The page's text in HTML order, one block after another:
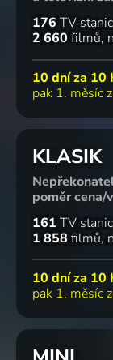
176 TV stanic
2 660 filmů
10 dní za 10
pak 1. měsíc
KLASIK
poměr cena/
161 TV stanic
1 858 filmů
10 dní za 10
pak 1. měsíc